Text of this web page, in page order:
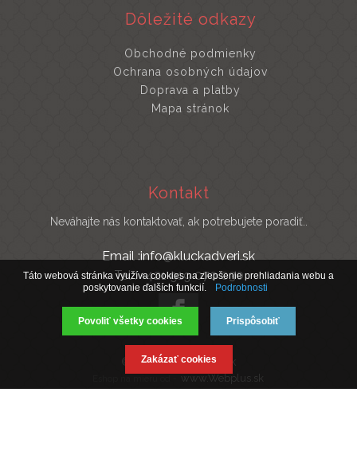
Dôležité odkazy
Obchodné podmienky
Ochrana osobných údajov
Doprava a platby
Mapa stránok
Kontakt
Neváhajte nás kontaktovať, ak potrebujete poradiť..
Email :info@kluckadveri.sk
Tel : +421 919 070 030
© 2019 Kluckadveri.sk
www.Webplus.sk
Táto webová stránka využíva cookies na zlepšenie prehliadania webu a
poskytovanie ďalších funkcií.
Podrobnosti
Povoliť všetky cookies Prispôsobiť
Zakázať cookies